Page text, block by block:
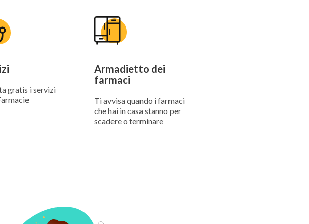
gratis i servizi
Armadietto dei
farmaci
Ti avvisa quando i farmaci
che hai in casa stanno per
scadere o terminare